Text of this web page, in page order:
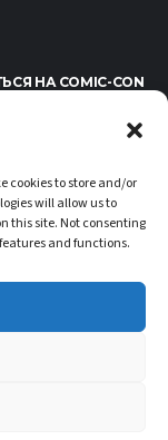
cookies to store and/or
will allow us to
this site. Not consenting
and functions.
НА COMIC-CON
DOOMSDAY
КОМАНДА
ПІДХІД ДО